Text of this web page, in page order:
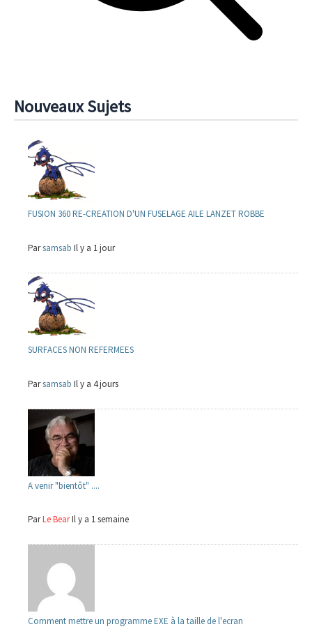
Nouveaux Sujets
FUSION 360 RE-CREATION D'UN FUSELAGE AILE LANZET ROBBE
Parsamsab Il y a 1 jour
SURFACES NON REFERMEES
Parsamsab Il y a 4 jours
A venir "bientôt" ....
ParLe BearIl y a 1 semaine
Comment mettre un programme EXE à la taille de l'ecran